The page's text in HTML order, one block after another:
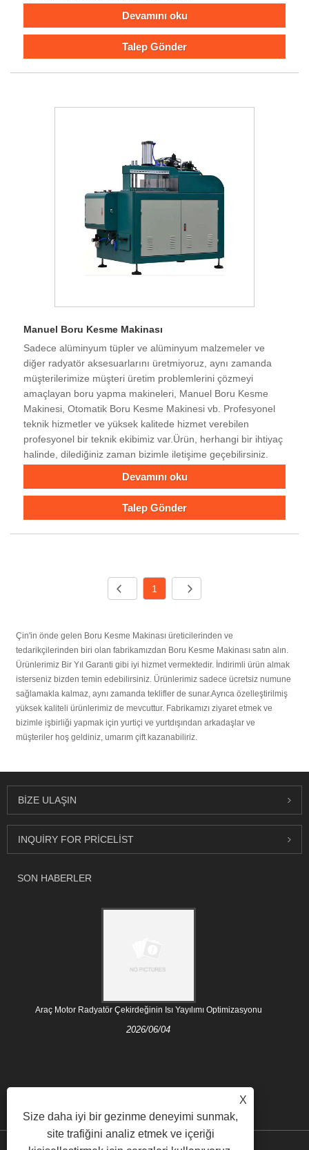
Devamını oku
Talep Gönder
Manuel Boru Kesme Makinası
Sadece alüminyum tüpler ve alüminyum malzemeler ve
diğer radyatör aksesuarlarını üretmiyoruz, aynı zamanda
müşterilerimize müşteri üretim problemlerini çözmeyi
amaçlayan boru yapma makineleri, Manuel Boru Kesme
Makinesi, Otomatik Boru Kesme Makinesi vb. Profesyonel
teknik hizmetler ve yüksek kalitede hizmet verebilen
profesyonel bir teknik ekibimiz var.Ürün, herhangi bir ihtiyaç
halinde, dilediğiniz zaman bizimle iletişime geçebilirsiniz.
Devamını oku
Talep Gönder
1
Çin'in önde gelen Boru Kesme Makinası üreticilerinden ve
tedarikçilerinden biri olan fabrikamızdan Boru Kesme Makinası satın alın.
Ürünlerimiz Bir Yıl Garanti gibi iyi hizmet vermektedir. İndirimli ürün almak
isterseniz bizden temin edebilirsiniz. Ürünlerimiz sadece ücretsiz numune
sağlamakla kalmaz, aynı zamanda teklifler de sunar.Ayrıca özelleştirilmiş
yüksek kaliteli ürünlerimiz de mevcuttur. Fabrikamızı ziyaret etmek ve
bizimle işbirliği yapmak için yurtiçi ve yurtdışından arkadaşlar ve
müşteriler hoş geldiniz, umarım çift kazanabiliriz.
BIZE ULAŞIN
INQUIRY FOR PRICELIST
SON HABERLER
Araç Motor Radyatör Çekirdeğinin Isı Yayılımı Optimizasyonu
2026/06/04
X
Size daha iyi bir gezinme deneyimi sunmak,
site trafiğini analiz etmek ve içeriği